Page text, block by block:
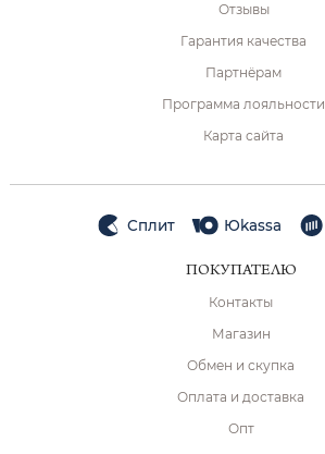
Отзывы
Гарантия качества
Партнёрам
Программа лояльности
Карта сайта
Сплит Юkassa
ПОКУПАТЕЛЮ
Контакты
Магазин
Обмен и скупка
Оплата и доставка
Опт